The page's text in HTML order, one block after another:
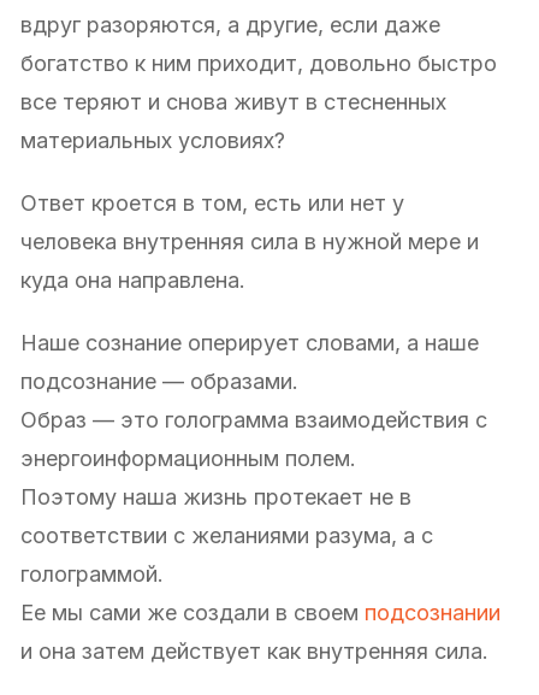
вдруг разоряются, а другие, если даже
богатство к ним приходит, довольно быстро
все теряют и снова живут в стесненных
материальных условиях?
Ответ кроется в том, есть или нет у
человека внутренняя сила в нужной мере и
куда она направлена.
Наше сознание оперирует словами, а наше
подсознание — образами.
Образ — это голограмма взаимодействия с
энергоинформационным полем.
Поэтому наша жизнь протекает не в
соответствии с желаниями разума, а с
голограммой.
Ее мы сами же создали в своем подсознании
и она затем действует как внутренняя сила.